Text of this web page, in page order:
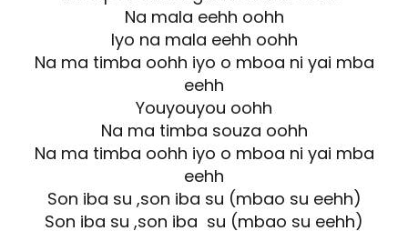
Na mala eehh oohh
Iyo na mala eehh oohh
Na ma timba oohh iyo o mboa ni yai mba
eehh
Youyouyou oohh
Na ma timba souza oohh
Na ma timba oohh iyo o mboa ni yai mba
eehh
Son iba su ,son iba su (mbao su eehh)
Son iba su ,son iba su (mbao su eehh)